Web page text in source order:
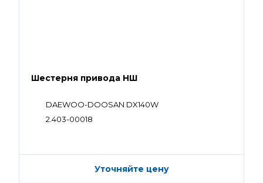
Шестерня привода НШ
DAEWOO-DOOSAN DX140W
2.403-00018
Уточняйте цену